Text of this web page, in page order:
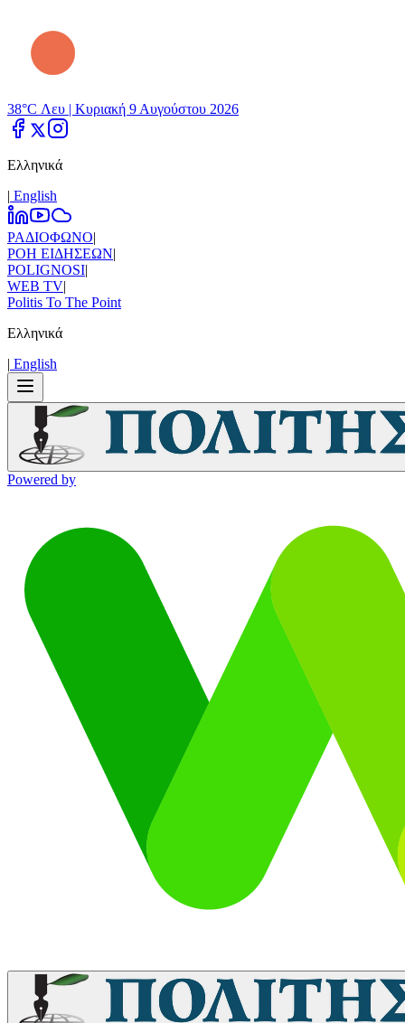
38°C Λευ | Κυριακή 9 Αυγούστου 2026
Ελληνικά
| Εnglish
ΡΑΔΙΟΦΩΝΟ|
ΡΟΗ ΕΙΔΗΣΕΩΝ|
POLIGNOSI|
WEB TV|
Politis To The Point
Ελληνικά
| Εnglish
Powered by